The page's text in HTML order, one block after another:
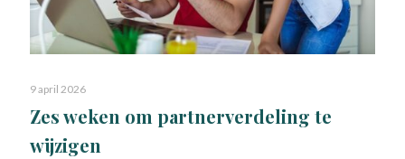
9 april 2026
Zes weken om partnerverdeling te
wijzigen